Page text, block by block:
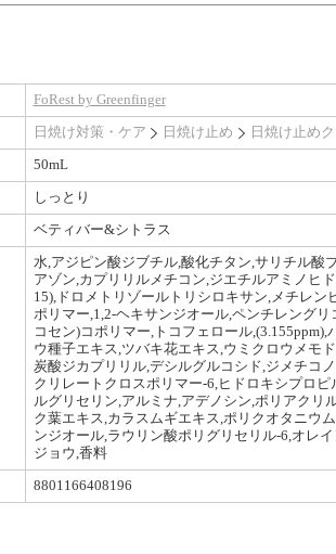
FoRest by Greenfinger
日焼け対策・ケア 日焼け止め
日焼け止め
50mL
しっとり
ベティバー&シトラス
水,アジピン酸ジブチル,酸化チタン,サリチル酸
アゾン,カプリリルメチコン,ジエチルアミノヒ
15),ドロメトリゾールトリシロキサン,メチレ
ポリマー,1,2-ヘキサンジオール,ペンチレング
コセン)コポリマー,トコフェロール
ウ種子エキス,ツバキ花エキス,ウミクロウメモ
炭酸ジカプリリル,デシルグルコシド,ジメチコ
クリレートクロスポリマー-6,ヒドロキシプロ
ルグリセリン,アルミナ,アデノシン,ポリアクリ
ク葉エキス,カラスムギエキス,ポリクオタニウ
ンジオール,ラウリン酸ポリグリセリル-6,オレ
ジョウ,香料
8801166408196